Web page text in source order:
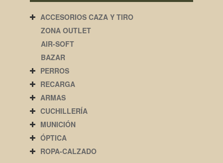
ACCESORIOS CAZA Y TIRO
ZONA OUTLET
AIR-SOFT
BAZAR
PERROS
RECARGA
ARMAS
CUCHILLERÍA
MUNICIÓN
ÓPTICA
ROPA-CALZADO